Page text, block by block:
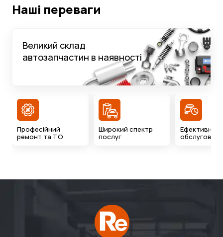
Наші переваги
Великий склад
автозапчастин в наявності
Професійний
ремонт та ТО
Широкий спектр
послуг
Ефективний